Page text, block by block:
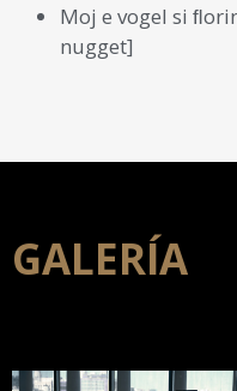
Moj e vogel si
nugget]
GALERÍA